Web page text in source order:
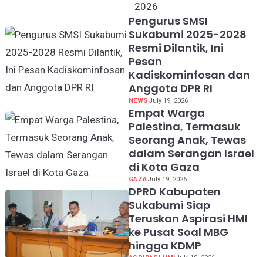
Pengurus SMSI
Sukabumi 2025-2028
Resmi Dilantik, Ini
Pesan
Kadiskominfosan dan
Anggota DPR RI
NEWS July 19, 2026
Empat Warga
Palestina, Termasuk
Seorang Anak, Tewas
dalam Serangan Israel
di Kota Gaza
GAZAJuly 19, 2026
DPRD Kabupaten
Sukabumi Siap
Teruskan Aspirasi HMI
ke Pusat Soal MBG
hingga KDMP